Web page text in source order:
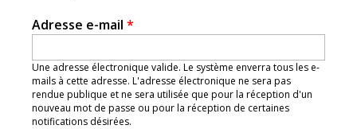
Adresse e-mail *
Une adresse électronique valide. Le système enverra tous les e-
mails à cette adresse. L'adresse électronique ne sera pas
rendue publique et ne sera utilisée que pour la réception d'un
nouveau mot de passe ou pour la réception de certaines
notifications désirées.